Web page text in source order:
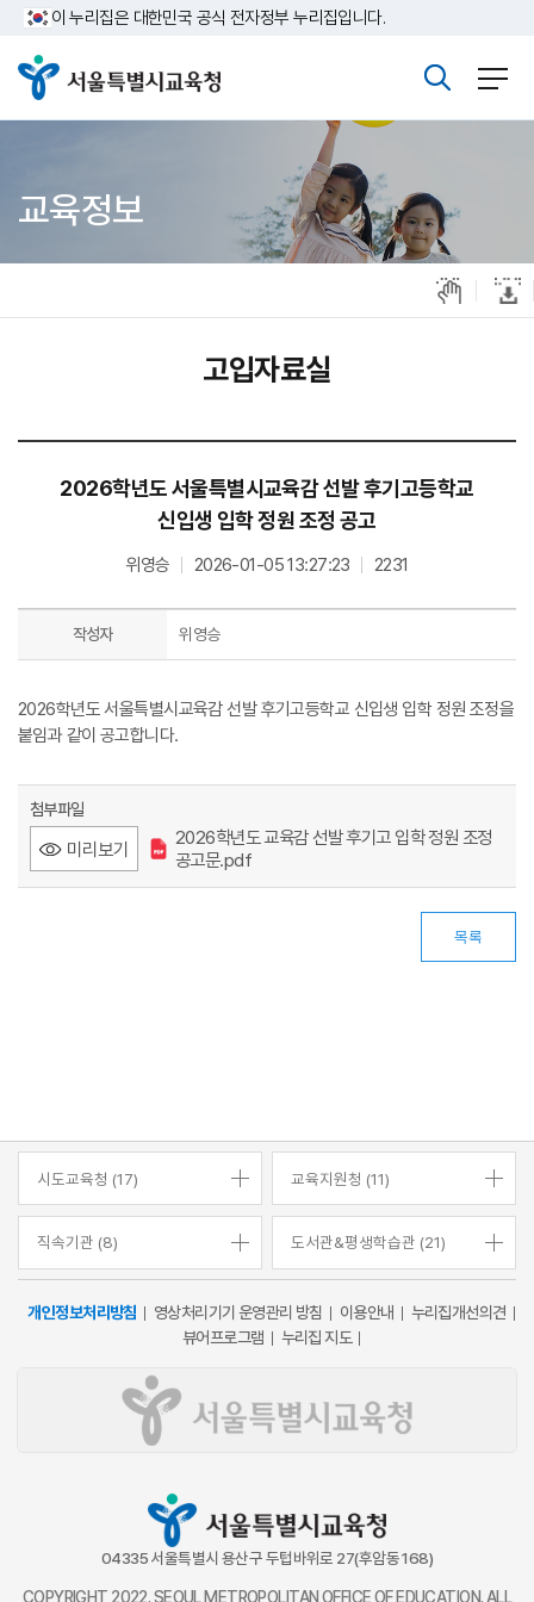
주메뉴바로가기
본문바로가기
이 누리집은 대한민국 공식 전자정부 누리집입니다.
교육정보
고입자료실
2026학년도 서울특별시교육감 선발 후기고등학교
신입생 입학 정원 조정 공고
위영승 2026-01-05 13:27:23 2231
작성자 위영승
2026학년도 서울특별시교육감 선발 후기고등학교 신입생 입학 정원 조정을
붙임과 같이 공고합니다.
첨부파일
미리보기
2026학년도 교육감 선발 후기고 입학 정원 조정
공고문.pdf
목록
시도교육청 (17) 교육지원청 (11)
직속기관 (8) 도서관&평생학습관 (21)
개인정보처리방침 영상처리기기 운영관리 방침 이용안내
누리집개선의견
뷰어프로그램
누리집 지도
04335 서울특별시 용산구 두텁바위로 27(후암동 168)
COPYRIGHT 2022. SEOUL METROPOLITAN OFFICE OF EDUCATION. ALL